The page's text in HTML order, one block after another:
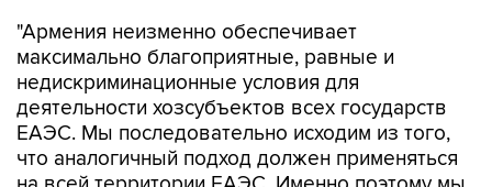
"Армения неизменно обеспечивает
максимально благоприятные, равные и
недискриминационные условия для
деятельности хозсубъектов всех государств
ЕАЭС. Мы последовательно исходим из того,
что аналогичный подход должен применяться